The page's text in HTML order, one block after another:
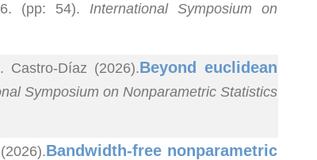
(pp: 54). International Symposium on
Castro-Díaz (2026).Beyond euclidean
Symposium on Nonparametric Statistics
Bandwidth-free nonparametric